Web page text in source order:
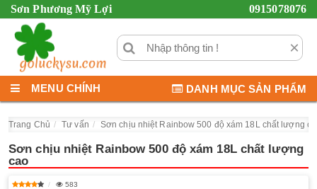
Sơn Phương Mỹ Lợi 0915078076
×
MENU CHÍNH DANH MỤC SẢN PHẨM
Trang Chủ Tư vấn Sơn chịu nhiệt Rainbow 500 độ xám 18L chất lượng
Sơn chịu nhiệt Rainbow 500 độ xám 18L chất lượng
cao
583